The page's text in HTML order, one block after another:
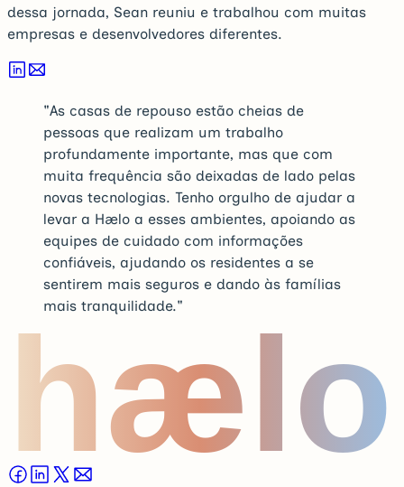
dessa jornada, Sean reuniu e trabalhou com muitas
empresas e desenvolvedores diferentes.
"As casas de repouso estão cheias de
pessoas que realizam um trabalho
profundamente importante, mas que com
muita frequência são deixadas de lado pelas
novas tecnologias. Tenho orgulho de ajudar a
levar a Hælo a esses ambientes, apoiando as
equipes de cuidado com informações
confiáveis, ajudando os residentes a se
sentirem mais seguros e dando às famílias
mais tranquilidade."
hælo